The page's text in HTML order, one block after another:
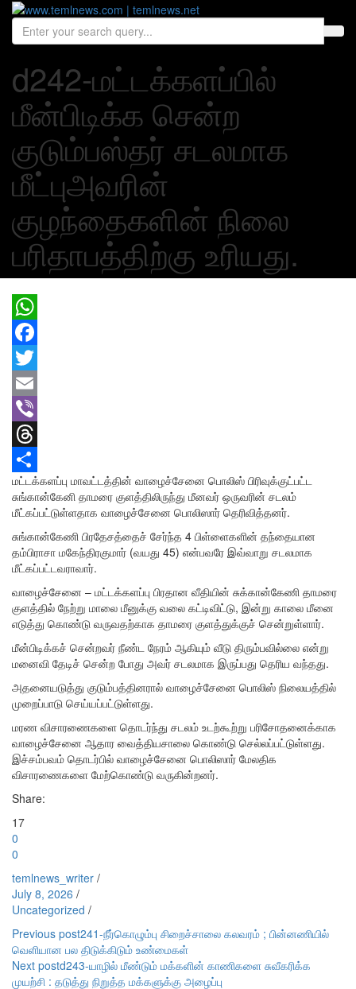
d242-மட்டக்களப்பில்
மீன்பிடிக்க சென்ற
குடும்பஸ்தர் சடலமாக
மீட்புஅவரின்
குழந்தைகளின் நிலை
பரிதாபத்திற்கு உரியது.
WhatsApp
Facebook
Twitter
Email
Viber
Threads
Share
மட்டக்களப்பு மாவட்டத்தின் வாழைச்சேனை பொலிஸ் பிரிவுக்குட்பட்ட
சுங்கான்கேனி தாமரை குளத்திலிருந்து மீனவர் ஒருவரின் சடலம்
மீட்கப்பட்டுள்ளதாக வாழைச்சேனை பொலிஸார் தெரிவித்தனர்.
சுங்கான்கேணி பிரதேசத்தைச் சேர்ந்த 4 பிள்ளைகளின் தந்தையான
தம்பிராசா மகேந்திரகுமார் (வயது 45) என்பவரே இவ்வாறு சடலமாக
மீட்கப்பட்டவராவார்.
வாழைச்சேனை – மட்டக்களப்பு பிரதான வீதியின் சுக்கான்கேணி தாமரை
குளத்தில் நேற்று மாலை மீனுக்கு வலை கட்டிவிட்டு, இன்று காலை மீனை
எடுத்து கொண்டு வருவதற்காக தாமரை குளத்துக்குச் சென்றுள்ளார்.
மீன்பிடிக்கச் சென்றவர் நீண்ட நேரம் ஆகியும் வீடு திரும்பவில்லை என்று
மனைவி தேடிச் சென்ற போது அவர் சடலமாக இருப்பது தெரிய வந்தது.
அதனையடுத்து குடும்பத்தினரால் வாழைச்சேனை பொலிஸ் நிலையத்தில்
முறைப்பாடு செய்யப்பட்டுள்ளது.
மரண விசாரணைகளை தொடர்ந்து சடலம் உடற்கூற்று பரிசோதனைக்காக
வாழைச்சேனை ஆதார வைத்தியசாலை கொண்டு செல்லப்பட்டுள்ளது.
இச்சம்பவம் தொடர்பில் வாழைச்சேனை பொலிஸார் மேலதிக
விசாரணைகளை மேற்கொண்டு வருகின்றனர்.
Share:
17
0
0
temlnews_writer /
July 8, 2026 /
Uncategorized /
Post
navigation
Previous post241-நீர்கொழும்பு சிறைச்சாலை கலவரம் ; பின்னணியில்
வெளியான பல திடுக்கிடும் உண்மைகள்
Next postd243-யாழில் மீண்டும் மக்களின் காணிகளை சுவீகரிக்க
முயற்சி : தடுத்து நிறுத்த மக்களுக்கு அழைப்பு